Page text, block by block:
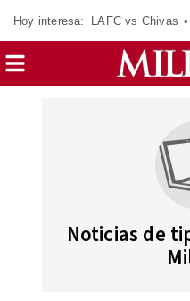
Hoy interesa: LAFC vs Chivas
Noticias de